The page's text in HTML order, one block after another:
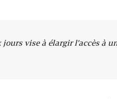
jours vise à élargir l'accès à